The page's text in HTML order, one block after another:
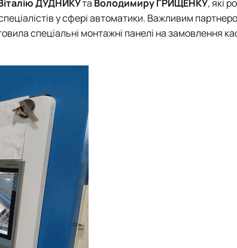
ДУДНИКУта Володимиру ГРИЩЕНКУ, які
у сфері автоматики. Важливим
спеціальні монтажні панелі на замовлення